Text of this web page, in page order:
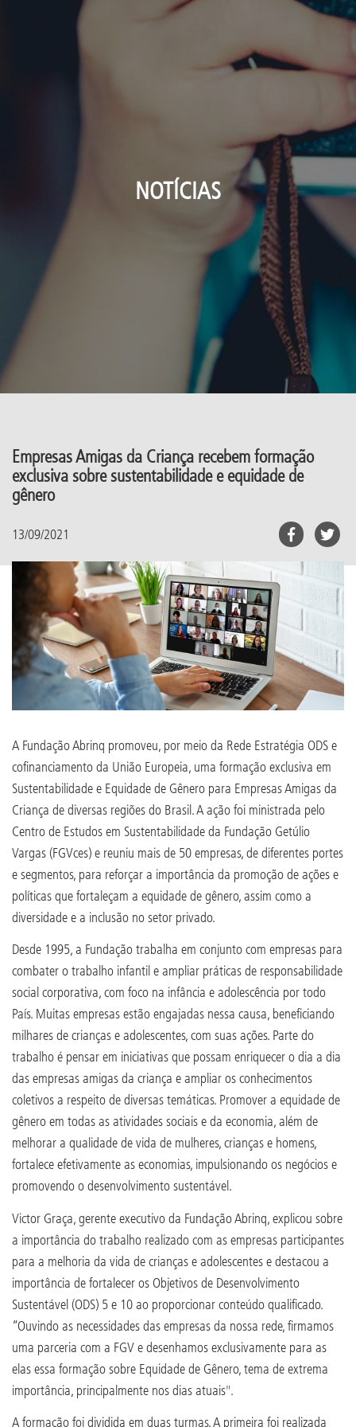
NOTÍCIAS
Empresas Amigas da Criança recebem formação
exclusiva sobre sustentabilidade e equidade de
gênero
13/09/2021
A Fundação Abrinq promoveu, por meio da Rede Estratégia ODS e
cofinanciamento da União Europeia, uma formação exclusiva em
Sustentabilidade e Equidade de Gênero para Empresas Amigas da
Criança de diversas regiões do Brasil. A ação foi ministrada pelo
Centro de Estudos em Sustentabilidade da Fundação Getúlio
Vargas (FGVces) e reuniu mais de 50 empresas, de diferentes portes
e segmentos, para reforçar a importância da promoção de ações e
políticas que fortaleçam a equidade de gênero, assim como a
diversidade e a inclusão no setor privado.
Desde 1995, a Fundação trabalha em conjunto com empresas para
combater o trabalho infantil e ampliar práticas de responsabilidade
social corporativa, com foco na infância e adolescência por todo
País. Muitas empresas estão engajadas nessa causa, beneficiando
milhares de crianças e adolescentes, com suas ações. Parte do
trabalho é pensar em iniciativas que possam enriquecer o dia a dia
das empresas amigas da criança e ampliar os conhecimentos
coletivos a respeito de diversas temáticas. Promover a equidade de
gênero em todas as atividades sociais e da economia, além de
melhorar a qualidade de vida de mulheres, crianças e homens,
fortalece efetivamente as economias, impulsionando os negócios e
promovendo o desenvolvimento sustentável.
Victor Graça, gerente executivo da Fundação Abrinq, explicou sobre
a importância do trabalho realizado com as empresas participantes
para a melhoria da vida de crianças e adolescentes e destacou a
importância de fortalecer os Objetivos de Desenvolvimento
Sustentável (ODS) 5 e 10 ao proporcionar conteúdo qualificado.
“Ouvindo as necessidades das empresas da nossa rede, firmamos
uma parceria com a FGV e desenhamos exclusivamente para as
elas essa formação sobre Equidade de Gênero, tema de extrema
importância, principalmente nos dias atuais".
A formação foi dividida em duas turmas. A primeira foi realizada